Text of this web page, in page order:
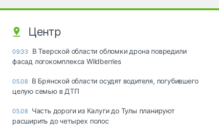
Центр
09:33
В Тверской области обломки дрона повредили
фасад логокомплекса Wildberries
05.08 В Брянской области осудят водителя, погубившего
целую семью в ДТП
05.08 Часть дороги из Калуги до Тулы планируют
расширить до четырех полос